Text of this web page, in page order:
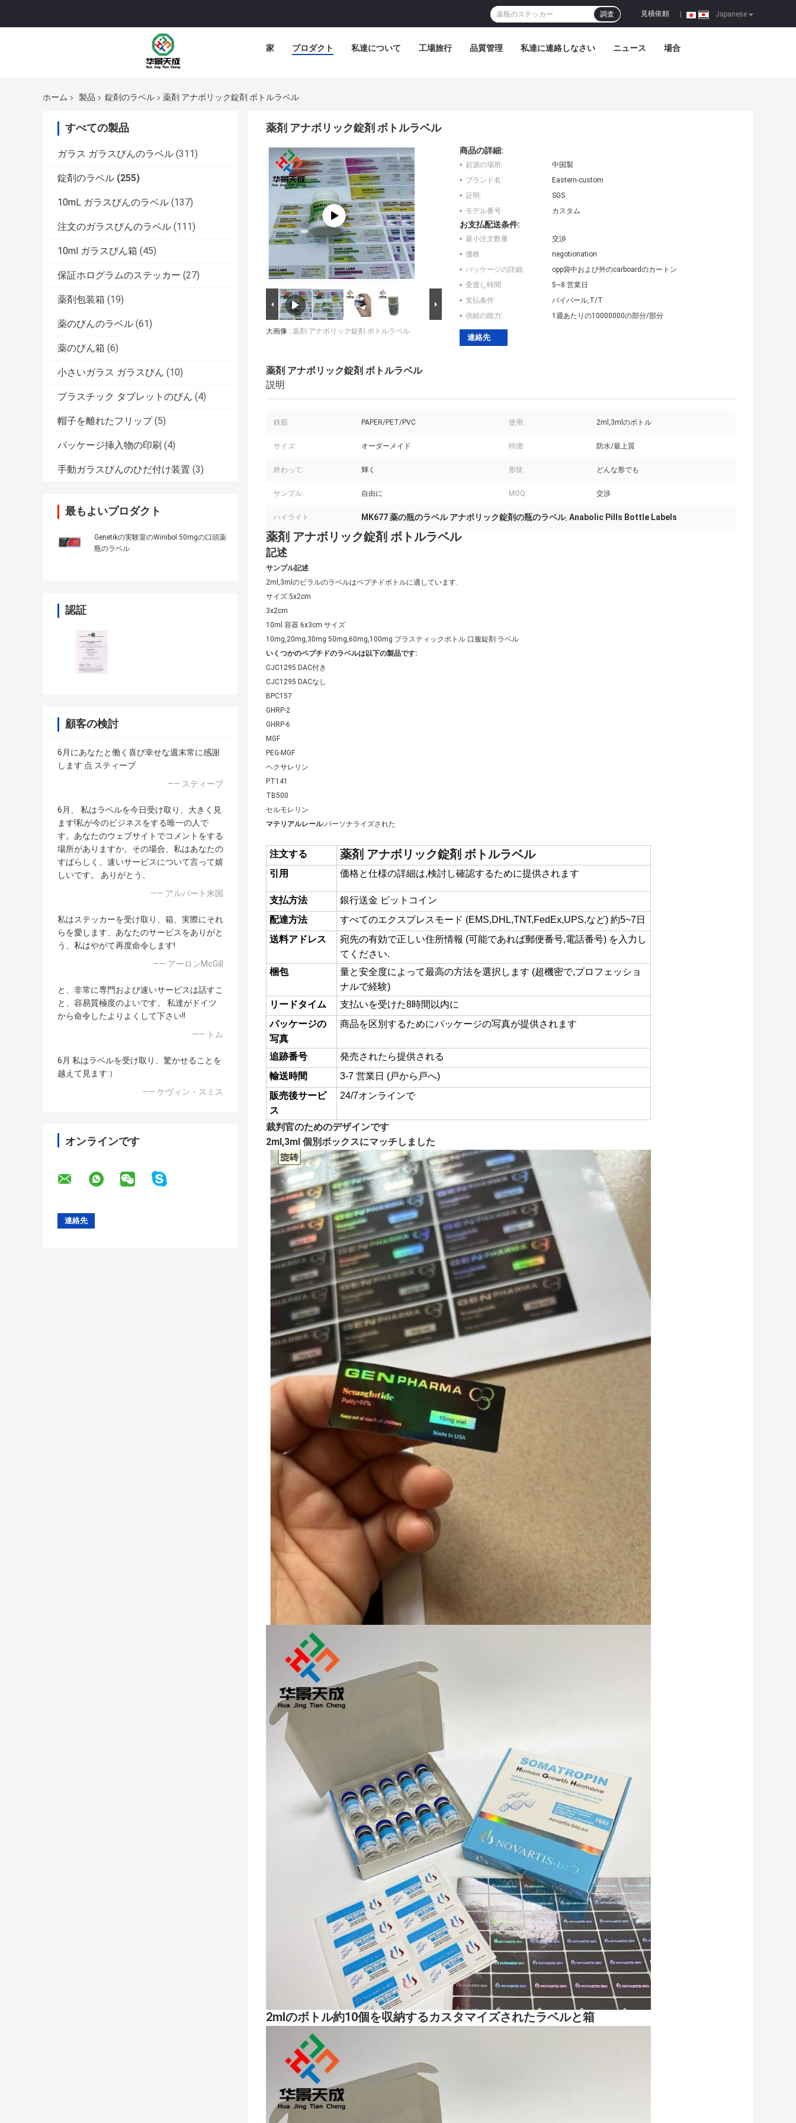
Japanese
見積依頼
調査
家 プロダクト 私達について 工場旅行 品質管理 私達に連絡しなさい ニュース 場合
ホーム 製品 錠剤のラベル 薬剤 アナボリック錠剤 ボトルラベル
すべての製品
ガラス ガラスびんのラベル (311)
錠剤のラベル (255)
10mL ガラスびんのラベル (137)
注文のガラスびんのラベル (111)
10ml ガラスびん箱 (45)
保証ホログラムのステッカー (27)
薬剤包装箱 (19)
薬のびんのラベル (61)
薬のびん箱 (6)
小さいガラス ガラスびん (10)
プラスチック タブレットのびん (4)
帽子を離れたフリップ (5)
パッケージ挿入物の印刷 (4)
手動ガラスびんのひだ付け装置 (3)
最もよいプロダクト
Genetikの実験室のWinibol 50mgの口頭薬
瓶のラベル
認証
顧客の検討
6月にあなたと働く喜び幸せな週末常に感謝
します 点 スティーブ
—— スティーブ
6月、 私はラベルを今日受け取り、大きく見
ます!私が今のビジネスをする唯一の人で
す。あなたのウェブサイトでコメントをする
場所がありますか。その場合、私はあなたの
すばらしく、速いサービスについて言って嬉
しいです。 ありがとう、
—— アルバート米国
私はステッカーを受け取り、箱、実際にそれ
らを愛します、あなたのサービスをありがと
う、私はやがて再度命令します!
—— アーロンMcGill
と、非常に専門および速いサービスは話すこ
と、容易質極度のよいです。 私達がドイツ
から命令したよりよくして下さい!!
—— トム
6月 私はラベルを受け取り、驚かせることを
越えて見ます:）
—— ケヴィン・スミス
オンラインです
薬剤 アナボリック錠剤 ボトルラベル
大画像 : 薬剤 アナボリック錠剤 ボトルラベル
商品の詳細:
起源の場所:
中国製
ブランド名:
Eastern-custom
証明:
SGS
モデル番号:
カスタム
お支払配送条件:
最小注文数量:
交渉
価格:
negotionation
パッケージの詳細:
opp袋中および外のcarboardのカートン
受渡し時間:
5~8 営業日
支払条件:
パイパール,T/T
供給の能力:
1週あたりの10000000の部分/部分
連絡先
薬剤 アナボリック錠剤 ボトルラベル
説明
鉄筋: PAPER/PET/PVC 使用: 2ml,3mlのボトル
サイズ: オーダーメイド 特徴: 防水/最上質
終わって: 輝く 形状: どんな形でも
サンプル: 自由に MOQ: 交渉
ハイライト: MK677 薬の瓶のラベル アナボリック錠剤の瓶のラベル, Anabolic Pills Bottle Labels
薬剤 アナボリック錠剤 ボトルラベル
記述
サンプル記述
2ml,3mlのビラルのラベルはペプチドボトルに適しています.
サイズ:5x2cm
3x2cm
10ml 容器 6x3cm サイズ
10mg,20mg,30mg 50mg,60mg,100mg プラスティックボトル 口服錠剤 ラベル
いくつかのペプチドのラベルは以下の製品です:
CJC1295 DAC付き
CJC1295 DACなし
BPC157
GHRP-2
GHRP-6
MGF
PEG-MGF
ヘクサレリン
PT141
TB500
セルモレリン
マテリアルレール:パーソナライズされた
注文する 薬剤 アナボリック錠剤 ボトルラベル
引用 価格と仕様の詳細は,検討し確認するために提供されます
支払方法
銀行送金 ビットコイン
配達方法
すべてのエクスプレスモード (EMS,DHL,TNT,FedEx,UPS,など) 約5~7日
送料アドレス
宛先の有効で正しい住所情報 (可能であれば郵便番号,電話番号) を入力し
てください.
梱包
量と安全度によって最高の方法を選択します (超機密で,プロフェッショ
ナルで経験)
リードタイム
支払いを受けた8時間以内に
パッケージの
写真
商品を区別するためにパッケージの写真が提供されます
追跡番号
発売されたら提供される
輸送時間
3-7 営業日 (戸から戸へ)
販売後サービ
ス
24/7オンラインで
裁判官のためのデザインです
2ml,3ml 個別ボックスにマッチしました
2mlのボトル約10個を収納するカスタマイズされたラベルと箱